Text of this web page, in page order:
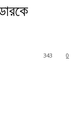
0
343